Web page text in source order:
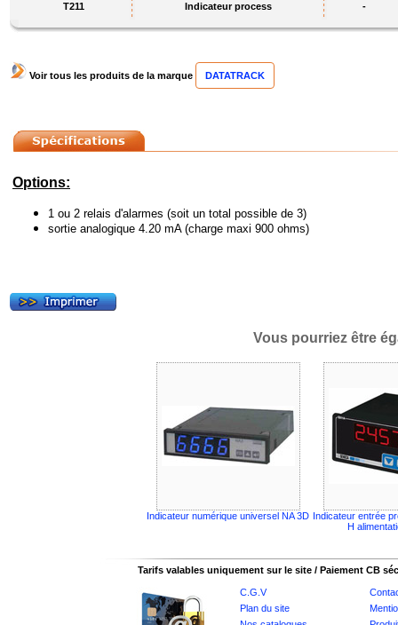
T211 Indicateur process -
Voir tous les produits de la marque DATATRACK
Options:
1 ou 2 relais d'alarmes (soit un total possible de 3)
sortie analogique 4.20 mA (charge maxi 900 ohms)
Vous pourriez être
Indicateur numérique universel NA 3D Indicateur entrée
H
Tarifs valables uniquement sur le site / Paiement CB
C.G.V
Plan du site